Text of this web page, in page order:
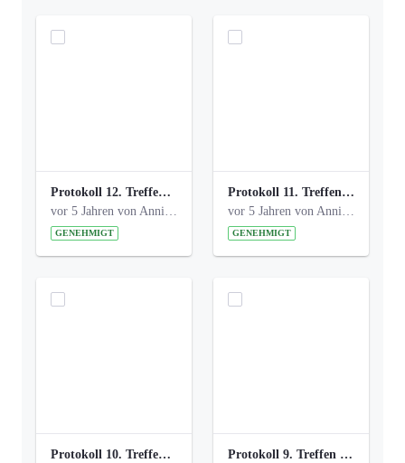
Protokoll 12. Treffen 20150921 AG Bismarckplatz.pdf
vor 5 Jahren von Anni Schlumberger
GENEHMIGT
Protokoll 11. Treffen 20150901 AG Bismarckplatz.pdf
vor 5 Jahren von Anni Schlumberger
GENEHMIGT
Protokoll 10. Treffen 20150720 AG Bismarckplatz.pdf
Protokoll 9. Treffen 20150528 AG Bismarckplatz.pdf